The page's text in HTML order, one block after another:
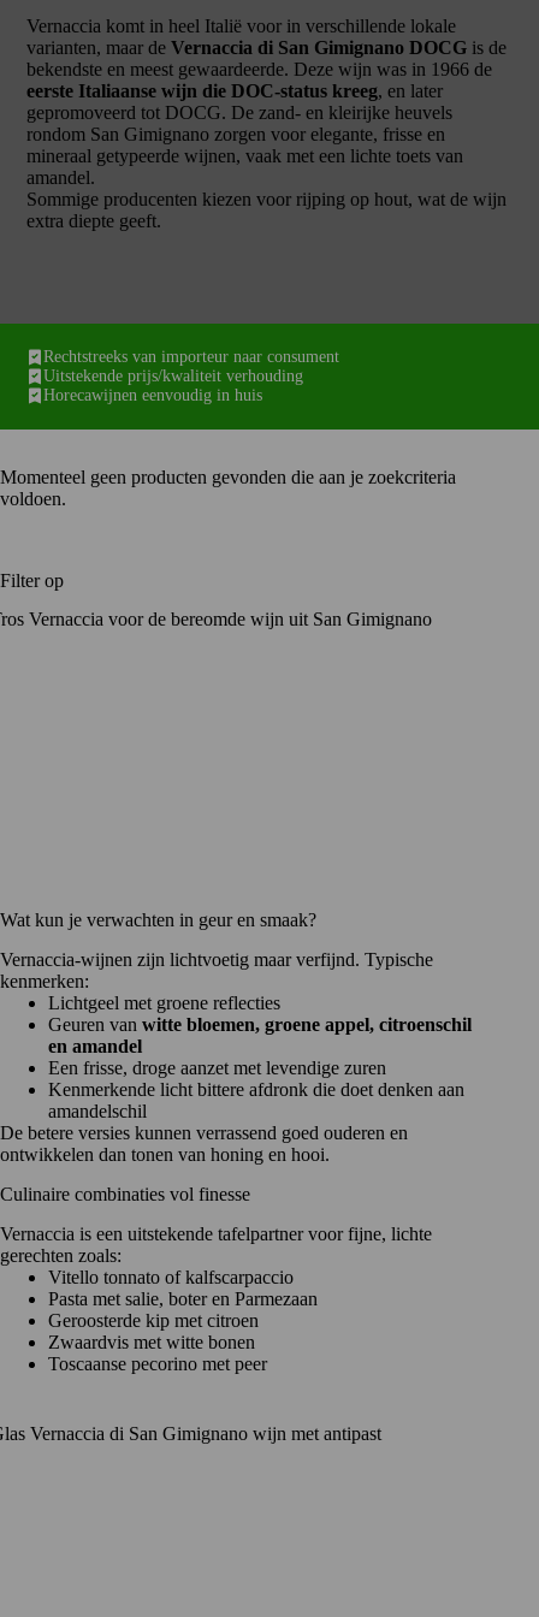
Vernaccia komt in heel Italië voor in verschillende lokale
varianten, maar deVernaccia di San Gimignano DOCG is de
bekendste en meest gewaardeerde. Deze wijn was in 1966 de
eerste Italiaanse wijn die DOC-status kreeg, en later
gepromoveerd tot DOCG. De zand- en kleirijke heuvels
rondom San Gimignano zorgen voor elegante, frisse en
mineraal getypeerde wijnen, vaak met een lichte toets van
amandel.
Sommige producenten kiezen voor rijping op hout, wat de wijn
extra diepte geeft.
Rechtstreeks van importeur naar consument
Uitstekende prijs/kwaliteit verhouding
Horecawijnen eenvoudig in huis
Momenteel geen producten gevonden die aan je zoekcriteria
voldoen.
Filter op
Wat kun je verwachten in geur en smaak?
Vernaccia-wijnen zijn lichtvoetig maar verfijnd. Typische
kenmerken:
Lichtgeel met groene reflecties
Geuren van witte bloemen, groene appel, citroenschil
en amandel
Een frisse, droge aanzet met levendige zuren
Kenmerkende licht bittere afdronk die doet denken aan
amandelschil
De betere versies kunnen verrassend goed ouderen en
ontwikkelen dan tonen van honing en hooi.
Culinaire combinaties vol finesse
Vernaccia is een uitstekende tafelpartner voor fijne, lichte
gerechten zoals:
Vitello tonnato of kalfscarpaccio
Pasta met salie, boter en Parmezaan
Geroosterde kip met citroen
Zwaardvis met witte bonen
Toscaanse pecorino met peer